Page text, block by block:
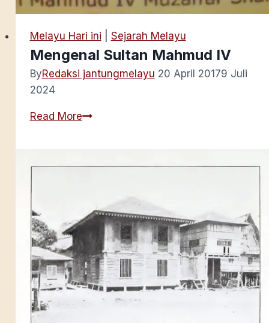
Melayu Hari ini Sejarah Melayu
Mengenal Sultan Mahmud IV
ByRedaksi jantungmelayu 20 April 20179 Juli
2024
Read MoreMengenal
IV